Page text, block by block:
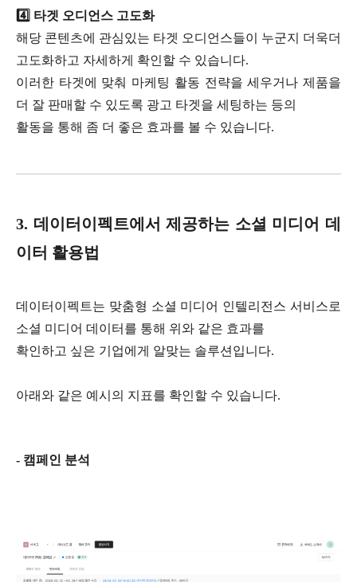
4️⃣ 타겟 오디언스 고도화
해당 콘텐츠에 관심있는 타겟 오디언스들이 누군지 더욱더
고도화하고 자세하게 확인할 수 있습니다.
이러한 타겟에 맞춰 마케팅 활동 전략을 세우거나 제품을
더 잘 판매할 수 있도록 광고 타겟을 세팅하는 등의
활동을 통해 좀 더 좋은 효과를 볼 수 있습니다.
3. 데이터이펙트에서 제공하는 소셜 미디어 데
이터 활용법
데이터이펙트는 맞춤형 소셜 미디어 인텔리전스 서비스로
소셜 미디어 데이터를 통해 위와 같은 효과를
확인하고 싶은 기업에게 알맞는 솔루션입니다.
아래와 같은 예시의 지표를 확인할 수 있습니다.
- 캠페인 분석